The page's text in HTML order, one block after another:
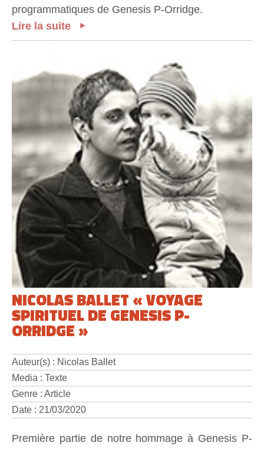
programmatiques de Genesis P-Orridge.
Lire la suite
NICOLAS BALLET « VOYAGE
SPIRITUEL DE GENESIS P-
ORRIDGE »
Auteur(s) : Nicolas Ballet
Media : Texte
Genre : Article
Date : 21/03/2020
Première partie de notre hommage à Genesis P-